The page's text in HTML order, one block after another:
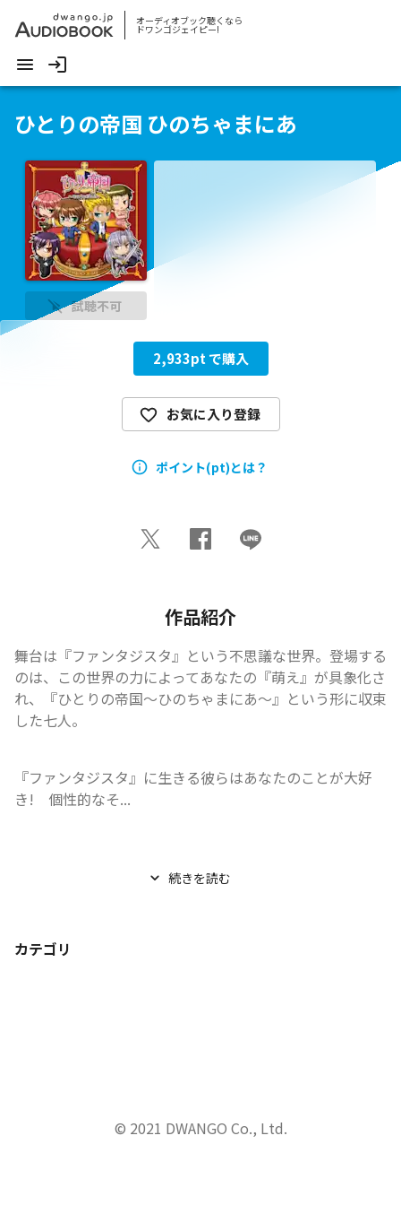
オーディオブック聴くなら
ドワンゴジェイピー!
ひとりの帝国 ひのちゃまにあ
試聴不可
2,933pt で購入
お気に入り登録
ポイント(pt)とは？
作品紹介
舞台は『ファンタジスタ』という不思議な世界――。登場する
のは、この世界の力によってあなたの『萌え』が具象化さ
れ、『ひとりの帝国～ひのちゃまにあ～』という形に収束
した七人。
『ファンタジスタ』に生きる彼らはあなたのことが大好
き!　個性的なそ...
続きを読む
カテゴリ
© 2021 DWANGO Co., Ltd.